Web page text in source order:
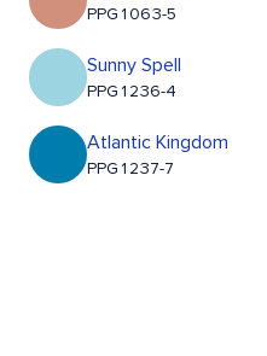
PPG1063-5
Sunny Spell
PPG1236-4
Atlantic Kingdom
PPG1237-7